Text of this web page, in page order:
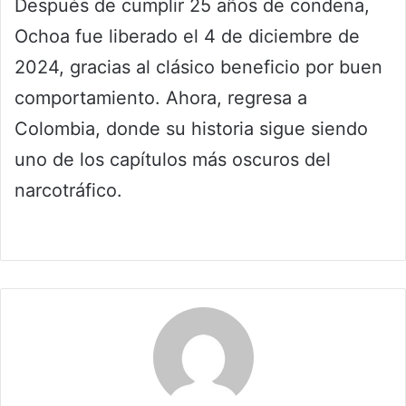
Después de cumplir 25 años de condena,
Ochoa fue liberado el 4 de diciembre de
2024, gracias al clásico beneficio por buen
comportamiento. Ahora, regresa a
Colombia, donde su historia sigue siendo
uno de los capítulos más oscuros del
narcotráfico.